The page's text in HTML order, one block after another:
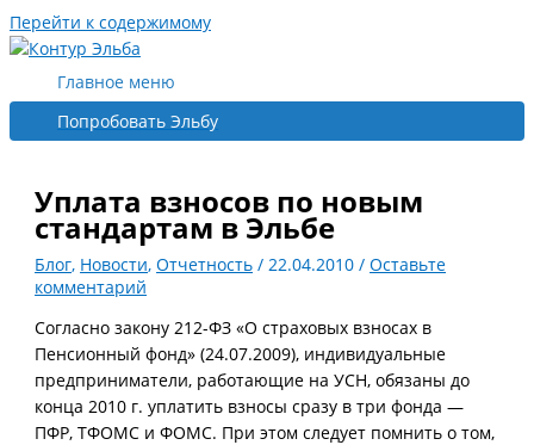
Перейти к содержимому
Главное меню
Попробовать Эльбу
Уплата взносов по новым
стандартам в Эльбе
Блог, Новости,Отчетность /22.04.2010/Оставьте
комментарий
Согласно закону 212-ФЗ «О страховых взносах в
Пенсионный фонд» (24.07.2009), индивидуальные
предприниматели, работающие на УСН, обязаны до
конца 2010 г. уплатить взносы сразу в три фонда —
ПФР, ТФОМС и ФОМС. При этом следует помнить о том,